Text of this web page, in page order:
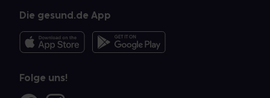
Die gesund.de App
Folge uns!